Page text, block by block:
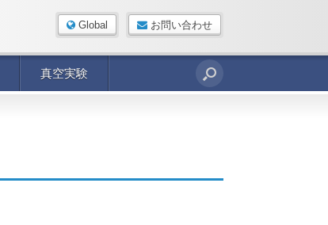
Global お問い合わせ
真空実験